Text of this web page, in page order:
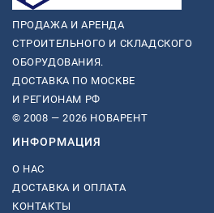
ПРОДАЖА И АРЕНДА
СТРОИТЕЛЬНОГО И СКЛАДСКОГО
ОБОРУДОВАНИЯ.
ДОСТАВКА ПО МОСКВЕ
И РЕГИОНАМ РФ
© 2008 — 2026 НОВАРЕНТ
ИНФОРМАЦИЯ
О НАС
ДОСТАВКА И ОПЛАТА
КОНТАКТЫ